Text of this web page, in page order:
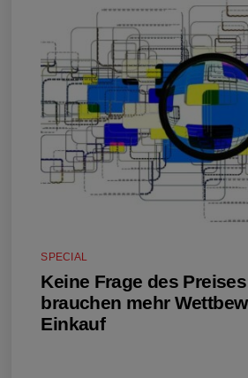
SPECIAL
Keine Frage des
brauchen mehr
Einkauf